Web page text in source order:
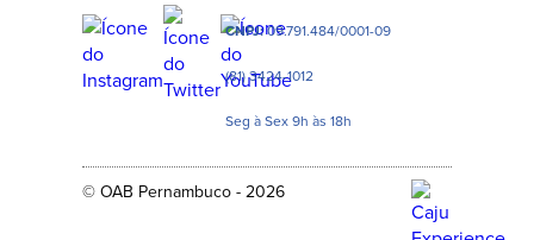
CNPJ:09.791.484/0001-09
(81) 3424-1012
Seg à Sex 9h às 18h
© OAB Pernambuco - 2026